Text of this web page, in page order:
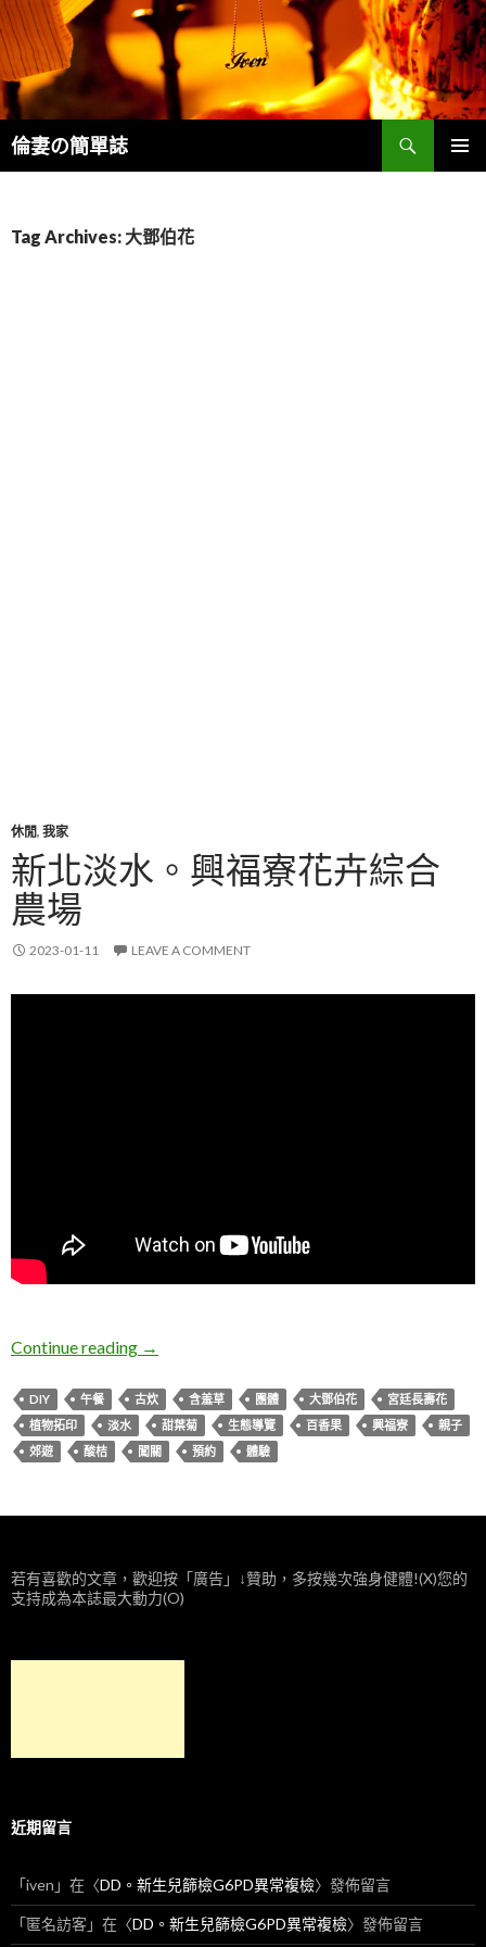
倫妻の簡單誌
Search
Tag Archives: 大鄧伯花
休閒, 我家
新北淡水。興福寮花卉綜合
農場
2023-01-11 LEAVE A COMMENT
Continue reading 新北淡水。興福寮花卉綜合農場
→
DIY 午餐 古炊 含羞草 團體 大鄧伯花
宮廷長壽花
植物拓印
淡水 甜葉菊 生態導覽 百香果 興福寮
親子
郊遊
酸桔 闖關 預約 體驗
若有喜歡的文章，歡迎按「廣告」↓贊助，多按幾次強身健體!(X)您的
支持成為本誌最大動力(O)
近期留言
「iven 」在〈DD。新生兒篩檢G6PD異常複檢〉發佈留言
「匿名訪客」在〈DD。新生兒篩檢G6PD異常複檢〉發佈留言